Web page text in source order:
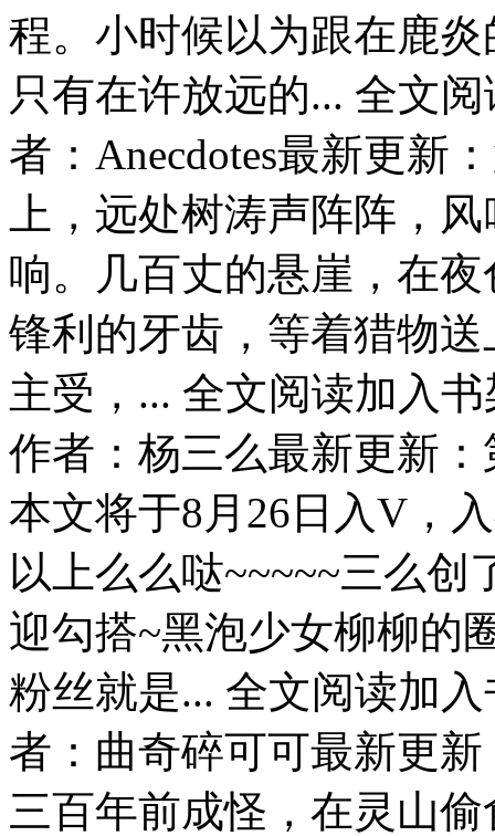
程。小时候以为跟在鹿
只有在许放远的... 全文
者：Anecdotes最新更新
上，远处树涛声阵阵，
响。几百丈的悬崖，在
锋利的牙齿，等着猎
主受，... 全文阅读加入
作者：杨三么最新更新
本文将于8月26日入V，
以上么么哒~~~~~三么创
迎勾搭~黑泡少女柳柳的
粉丝就是... 全文阅读加
者：曲奇碎可可最新更
三百年前成怪，在灵山